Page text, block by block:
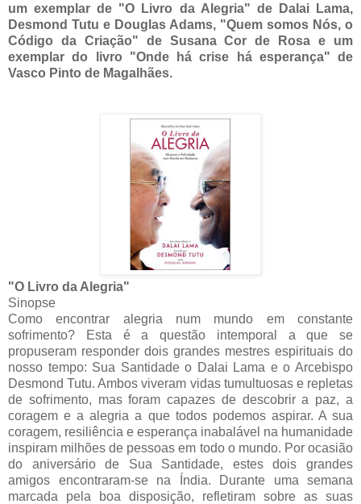
um exemplar de "O Livro da Alegria" de Dalai Lama,
Desmond Tutu e Douglas Adams, "Quem somos Nós, o
Código da Criação" de Susana Cor de Rosa e um
exemplar do livro "Onde há crise há esperança" de
Vasco Pinto de Magalhães.
"O Livro da Alegria"
Sinopse
Como encontrar alegria num mundo em constante
sofrimento? Esta é a questão intemporal a que se
propuseram responder dois grandes mestres espirituais do
nosso tempo: Sua Santidade o Dalai Lama e o Arcebispo
Desmond Tutu. Ambos viveram vidas tumultuosas e repletas
de sofrimento, mas foram capazes de descobrir a paz, a
coragem e a alegria a que todos podemos aspirar. A sua
coragem, resiliência e esperança inabalável na humanidade
inspiram milhões de pessoas em todo o mundo. Por ocasião
do aniversário de Sua Santidade, estes dois grandes
amigos encontraram-se na Índia. Durante uma semana
marcada pela boa disposição, refletiram sobre as suas